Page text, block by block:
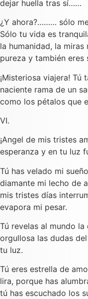
dejar huella tras sí……
¿Y ahora?……… sólo
Sólo tu vida es
la humanidad, la
pureza y también
¡Misteriosa viajera!
naciente rama de un
como los pétalos que
VI.
¡Angel de mis tristes
esperanza y en tu luz
Tú has velado mi
diamante mi lecho de
mis tristes días
evapora mi pesar.
Tú revelas al mundo
orgullosa las dudas
tu luz.
Tú eres estrella de
lira, porque has
tú has escuchado los